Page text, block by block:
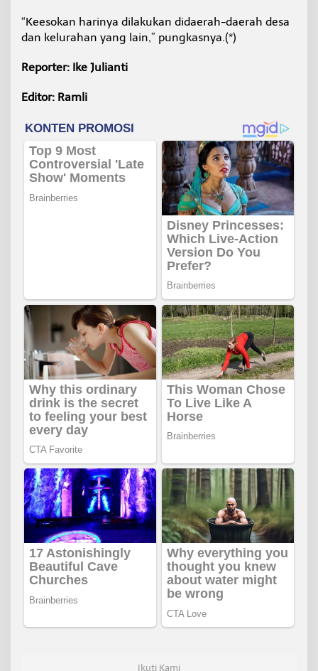
“Keesokan harinya dilakukan didaerah-daerah desa
dan kelurahan yang lain,” pungkasnya.(*)
Reporter: Ike Julianti
Editor: Ramli
Ikuti Kami